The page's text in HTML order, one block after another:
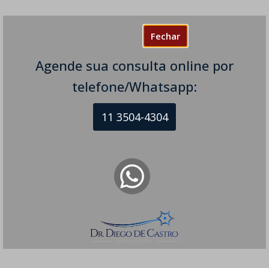
Fechar
Agende sua consulta online por
telefone/Whatsapp:
11 3504-4304